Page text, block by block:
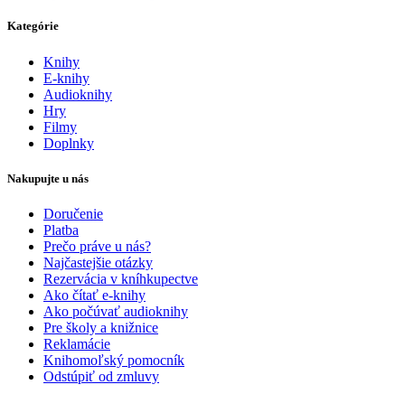
Kategórie
Knihy
E-knihy
Audioknihy
Hry
Filmy
Doplnky
Nakupujte u nás
Doručenie
Platba
Prečo práve u nás?
Najčastejšie otázky
Rezervácia v kníhkupectve
Ako čítať e-knihy
Ako počúvať audioknihy
Pre školy a knižnice
Reklamácie
Knihomoľský pomocník
Odstúpiť od zmluvy